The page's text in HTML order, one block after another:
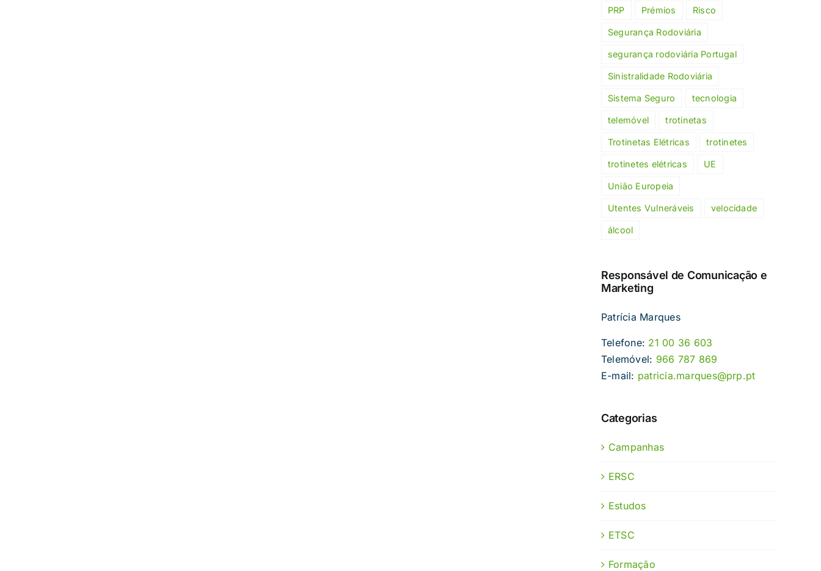
PRP Prémios Risco
Segurança Rodoviária
segurança rodoviária Portugal
Sinistralidade Rodoviária
Sistema Seguro tecnologia
telemóvel trotinetas
Trotinetas Elétricas trotinetes
trotinetes elétricas UE
União Europeia
Utentes Vulneráveis velocidade
álcool
Responsável de Comunicação e
Marketing
Patrícia Marques
Telefone: 21 00 36 603
Telemóvel: 966 787 869
E-mail: patricia.marques@prp.pt
Categorias
Campanhas
ERSC
Estudos
ETSC
Formação